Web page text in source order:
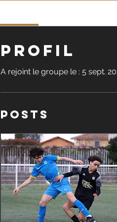
Profil
A rejoint le groupe le : 5 sept.
Posts